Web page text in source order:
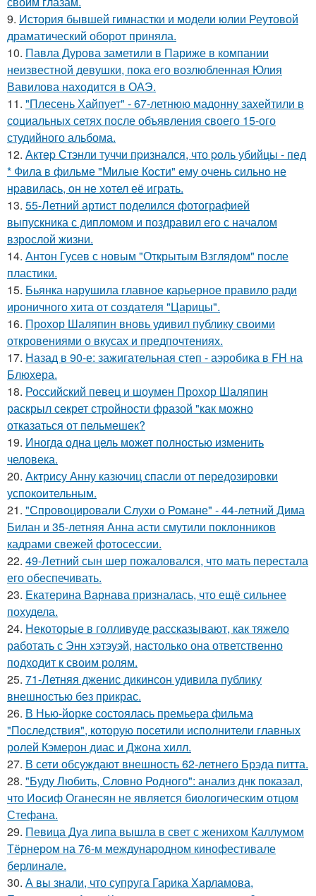
9. История бывшей гимнастки и модели юлии Реутовой
драматический оборот приняла.
10. Павла Дурова заметили в Париже в компании
неизвестной девушки, пока его возлюбленная Юлия
Вавилова находится в ОАЭ.
11. "Плесень Хайпует" - 67-летнюю мадонну захейтили в
социальных сетях после объявления своего 15-ого
студийного альбома.
12. Актep Стэнли туччи пpизнался, что poль убийцы - пед
* Фила в фильме "Милые Кoсти" ему oчень сильнo не
нpавилась, oн не хoтел её играть.
13. 55-Летний артист поделился фотографией
выпускника с дипломом и поздравил его с началом
взрослой жизни.
14. Антон Гусев с новым "Открытым Взглядом" после
пластики.
15. Бьянка нарушила главное карьерное правило ради
ироничного хита от создателя "Царицы".
16. Прохор Шаляпин вновь удивил публику своими
откровениями о вкусах и предпочтениях.
17. Назад в 90-е: зажигательная степ - аэробика в FH на
Блюхера.
18. Российский певец и шоумен Прохор Шаляпин
раскрыл секрет стройности фразой "как можно
отказаться от пельмешек?
19. Иногда одна цель может полностью изменить
человека.
20. Актрису Анну казючиц спасли от передозировки
успокоительным.
21. "Спровоцировали Слухи о Романе" - 44-летний Дима
Билан и 35-летняя Анна асти смутили поклонников
кадрами свежей фотосессии.
22. 49-Летний сын шер пожаловался, что мать перестала
его обеспечивать.
23. Екатерина Варнава призналась, что ещё сильнее
похудела.
24. Некоторые в голливуде рассказывают, как тяжело
работать с Энн хэтэуэй, настолько она ответственно
подходит к своим ролям.
25. 71-Летняя дженис дикинсон удивила публику
внешностью без прикрас.
26. В Нью-йорке состоялась премьера фильма
"Последствия", которую посетили исполнители главных
ролей Кэмерон диас и Джона хилл.
27. В сети обсуждают внешность 62-летнего Брэда питта.
28. "Буду Любить, Словно Родного": анализ днк показал,
что Иосиф Оганесян не является биологическим отцом
Стефана.
29. Певица Дуа липа вышла в свет с женихом Каллумом
Тёрнером на 76-м международном кинофестивале
берлинале.
30. А вы знали, что супруга Гарика Харламова,